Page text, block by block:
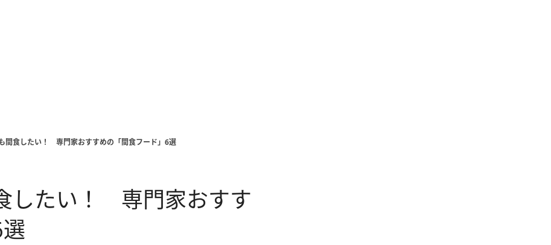
間食したい！ 専門家おすすめの「間食フード」6選
したい！ 専門家おすす